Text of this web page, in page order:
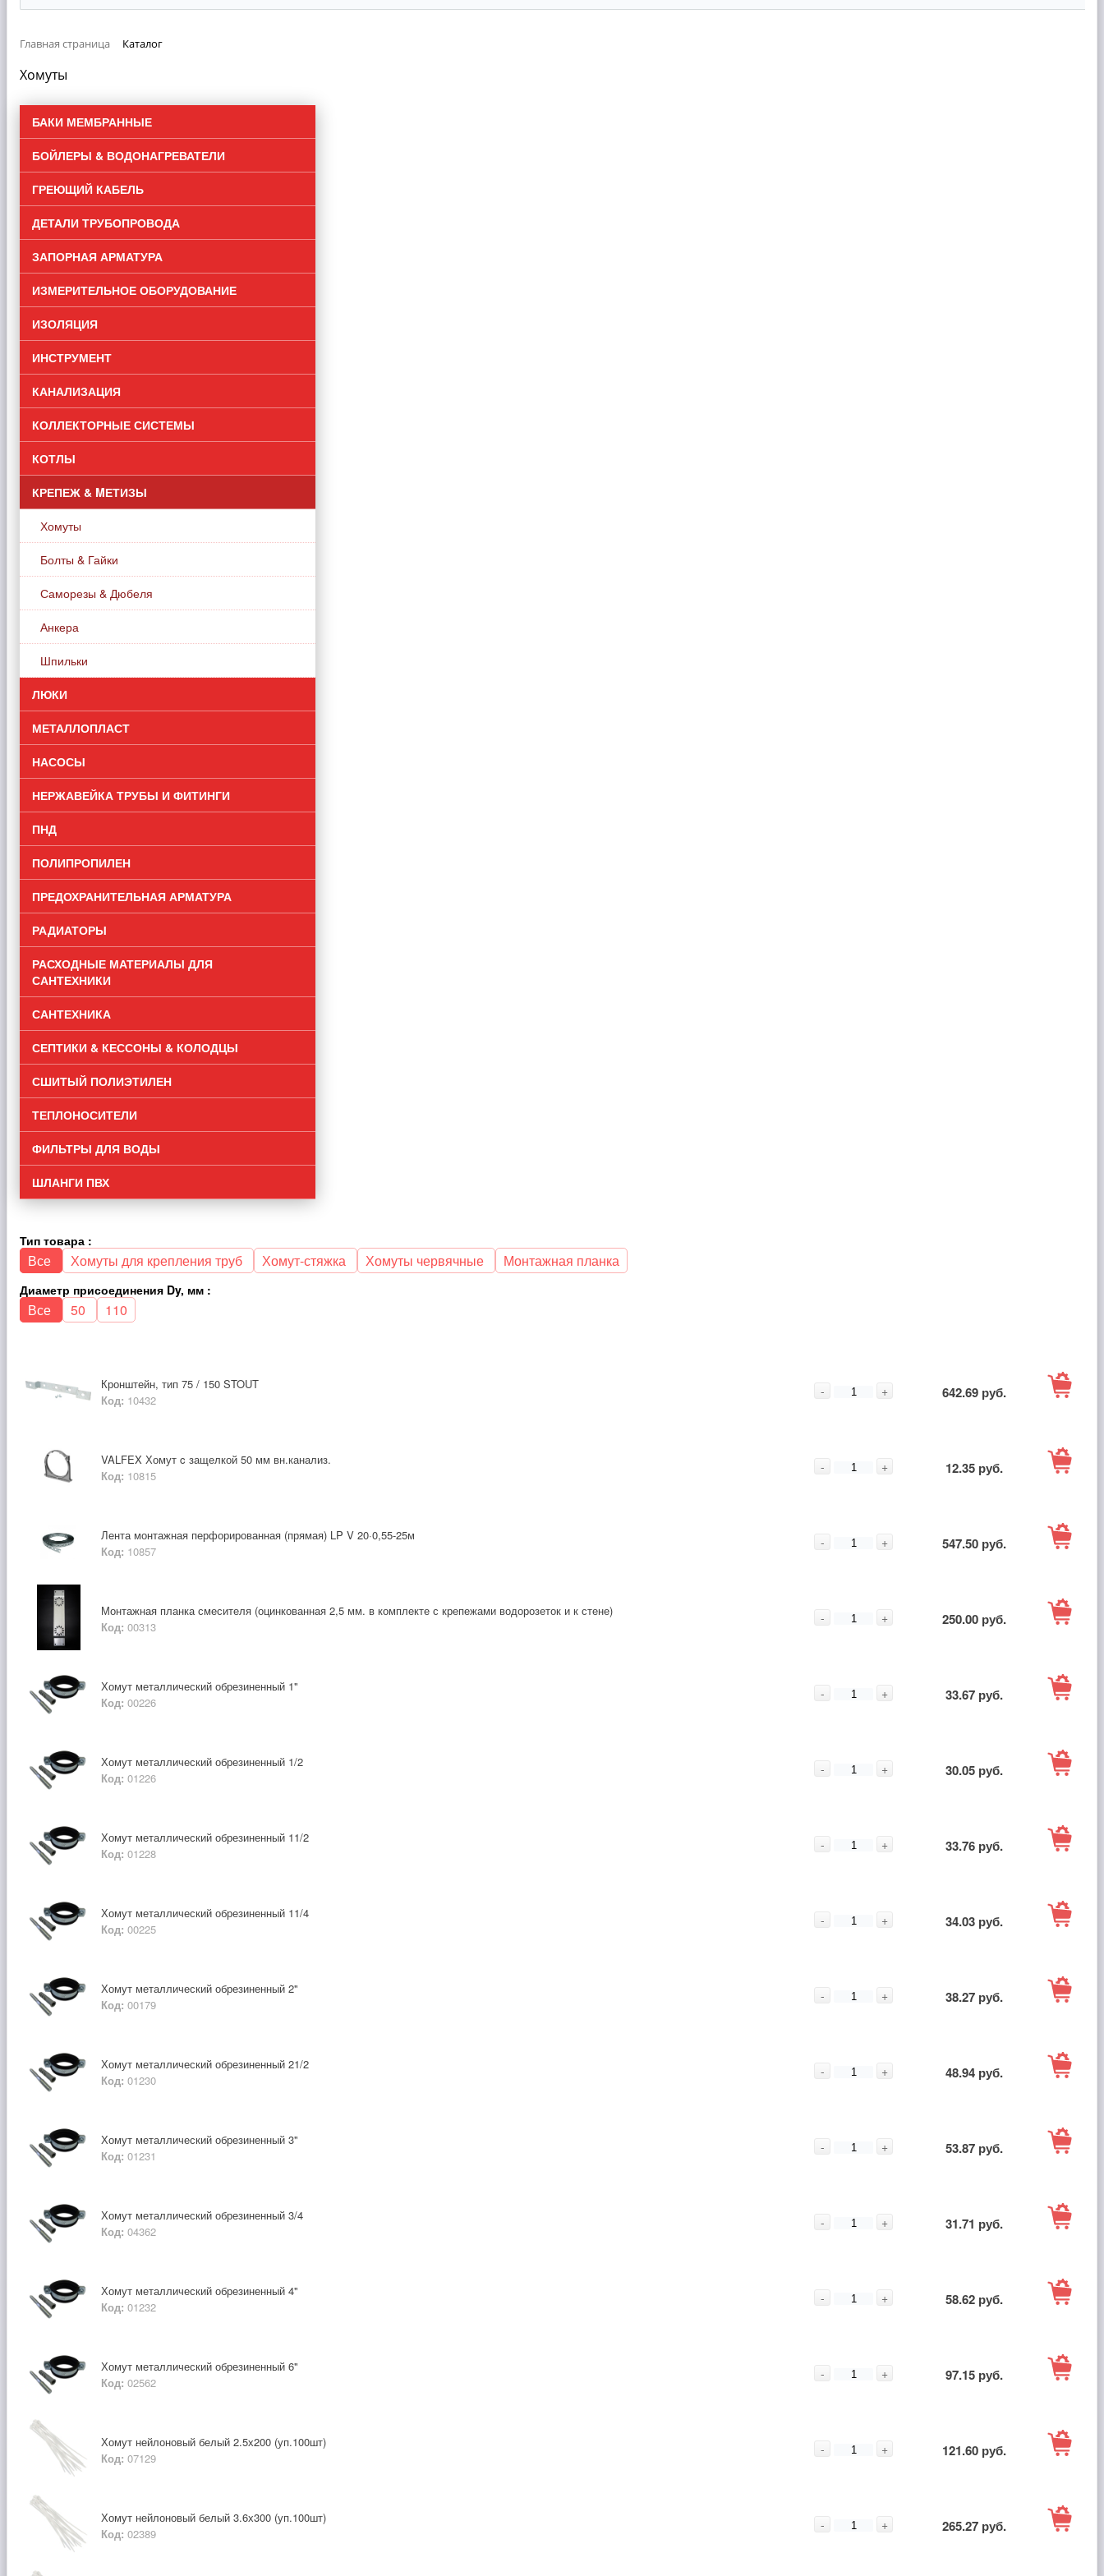
Главная страница Каталог
Хомуты
БАКИ МЕМБРАННЫЕ
БОЙЛЕРЫ & ВОДОНАГРЕВАТЕЛИ
ГРЕЮЩИЙ КАБЕЛЬ
ДЕТАЛИ ТРУБОПРОВОДА
ЗАПОРНАЯ АРМАТУРА
ИЗМЕРИТЕЛЬНОЕ ОБОРУДОВАНИЕ
ИЗОЛЯЦИЯ
ИНСТРУМЕНТ
КАНАЛИЗАЦИЯ
КОЛЛЕКТОРНЫЕ СИСТЕМЫ
КОТЛЫ
КРЕПЕЖ & MЕТИЗЫ
Хомуты
Болты & Гайки
Саморезы & Дюбеля
Анкера
Шпильки
ЛЮКИ
МЕТАЛЛОПЛАСТ
НАСОСЫ
НЕРЖАВЕЙКА ТРУБЫ И ФИТИНГИ
ПНД
ПОЛИПРОПИЛЕН
ПРЕДОХРАНИТЕЛЬНАЯ АРМАТУРА
РАДИАТОРЫ
РАСХОДНЫЕ МАТЕРИАЛЫ ДЛЯ
САНТЕХНИКИ
САНТЕХНИКА
СЕПТИКИ & КЕССОНЫ & КОЛОДЦЫ
СШИТЫЙ ПОЛИЭТИЛЕН
ТЕПЛОНОСИТЕЛИ
ФИЛЬТРЫ ДЛЯ ВОДЫ
ШЛАНГИ ПВХ
Тип товара :
Все Хомуты для крепления труб Хомут-стяжка Хомуты червячные Монтажная планка
Диаметр присоединения Dy, мм :
Все 50 110
Кронштейн, тип 75 / 150 STOUT
Код: 10432
- + 642.69 руб.
В
корзину
VALFEX Хомут c защелкой 50 мм вн.канализ.
Код: 10815
- + 12.35 руб.
В
корзину
Лента монтажная перфорированная (прямая) LP V 20·0,55-25м
Код: 10857
- + 547.50 руб.
В
корзину
Монтажная планка смесителя (оцинкованная 2,5 мм. в комплекте с крепежами водорозеток и к стене)
Код: 00313
- + 250.00 руб.
В
корзину
Хомут металлический обрезиненный 1"
Код: 00226
- + 33.67 руб.
В
корзину
Хомут металлический обрезиненный 1/2
Код: 01226
- + 30.05 руб.
В
корзину
Хомут металлический обрезиненный 11/2
Код: 01228
- + 33.76 руб.
В
корзину
Хомут металлический обрезиненный 11/4
Код: 00225
- + 34.03 руб.
В
корзину
Хомут металлический обрезиненный 2"
Код: 00179
- + 38.27 руб.
В
корзину
Хомут металлический обрезиненный 21/2
Код: 01230
- + 48.94 руб.
В
корзину
Хомут металлический обрезиненный 3"
Код: 01231
- + 53.87 руб.
В
корзину
Хомут металлический обрезиненный 3/4
Код: 04362
- + 31.71 руб.
В
корзину
Хомут металлический обрезиненный 4"
Код: 01232
- + 58.62 руб.
В
корзину
Хомут металлический обрезиненный 6"
Код: 02562
- + 97.15 руб.
В
корзину
Хомут нейлоновый белый 2.5х200 (уп.100шт)
Код: 07129
- + 121.60 руб.
В
корзину
Хомут нейлоновый белый 3.6х300 (уп.100шт)
Код: 02389
- + 265.27 руб.
В
корзину